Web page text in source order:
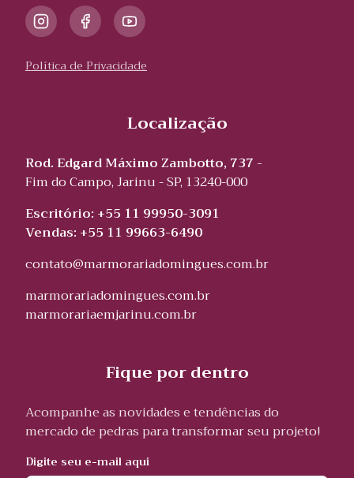
Política de Privacidade
Localização
Rod. Edgard Máximo Zambotto, 737 -
Fim do Campo, Jarinu - SP, 13240-000
Escritório: +55 11 99950-3091
Vendas: +55 11 99663-6490
contato@marmorariadomingues.com.br
marmorariadomingues.com.br
marmorariaemjarinu.com.br
Fique por dentro
Acompanhe as novidades e tendências do
mercado de pedras para transformar seu projeto!
Digite seu e-mail aqui